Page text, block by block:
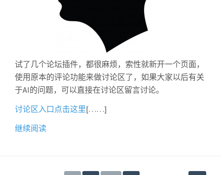
试了几个论坛插件，都很麻烦，索性就新开一个页面，
使用原本的评论功能来做讨论区了，如果大家以后有关
于AI的问题，可以直接在讨论区留言讨论。
讨论区入口点击这里[……]
继续阅读